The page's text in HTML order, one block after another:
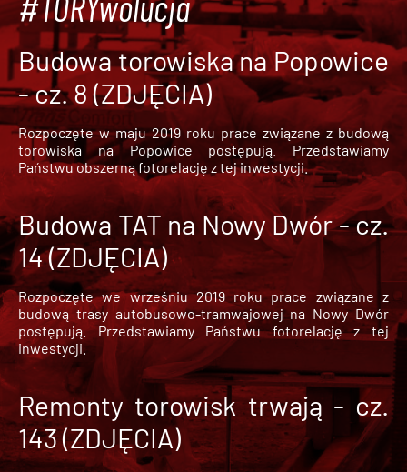
Budowa torowiska na Popowice
- cz. 8 (ZDJĘCIA)
Rozpoczęte w maju 2019 roku prace związane z budową
torowiska na Popowice
postępują. Przedstawiamy
Państwu obszerną fotorelację z tej inwestycji.
Budowa TAT na Nowy Dwór - cz.
14 (ZDJĘCIA)
Rozpoczęte we wrześniu 2019 roku prace związane z
budową trasy autobusowo-tramwajowej na Nowy Dwór
postępują. Przedstawiamy Państwu fotorelację z tej
inwestycji.
Remonty torowisk trwają - cz.
143 (ZDJĘCIA)